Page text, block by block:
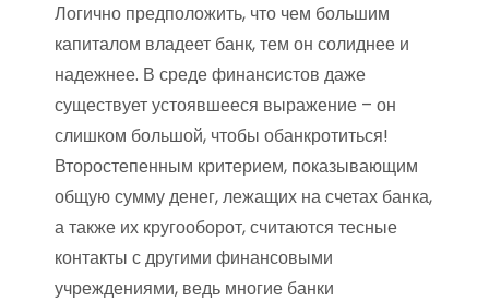
Логично предположить, что чем большим
капиталом владеет банк, тем он солиднее и
надежнее. В среде финансистов даже
существует устоявшееся выражение – он
слишком большой, чтобы обанкротиться!
Второстепенным критерием, показывающим
общую сумму денег, лежащих на счетах банка,
а также их кругооборот, считаются тесные
контакты с другими финансовыми
учреждениями, ведь многие банки